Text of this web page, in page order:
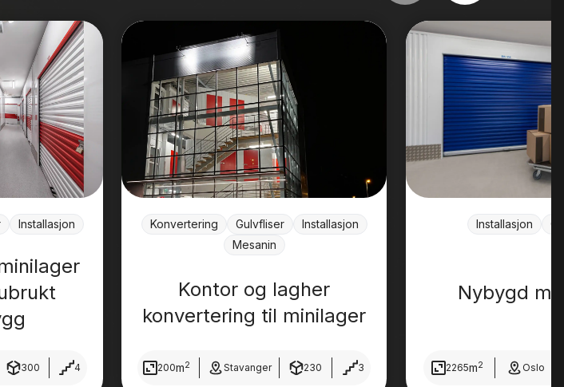
Installasjon
300 4
Konvertering Gulvfliser
Installasjon
Mesanin
Kontor og lagher
konvertering til minilager
200m2 Stavanger 230 3
Installasjon
Nybygd
2265m2 Oslo